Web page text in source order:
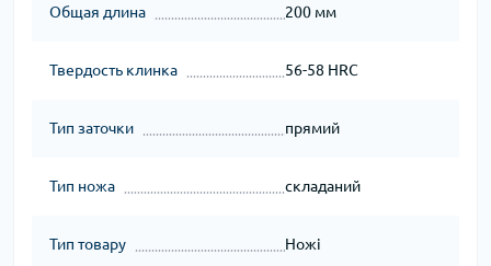
Общая длина 200 мм
Твердость клинка 56-58 HRC
Тип заточки прямий
Тип ножа складаний
Тип товару Ножі